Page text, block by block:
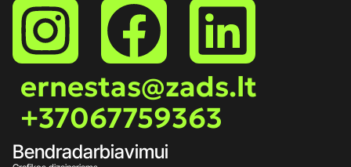
ernestas@zads.lt
+37067759363
Bendradarbiavimui